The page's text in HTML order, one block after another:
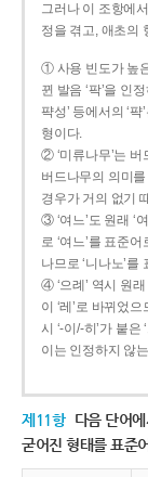
그러나 이 조항에
정을 겪고, 애초의
① 사용 빈도가 높
뀐 발음 ‘팍’을 인
퍅성’ 등에서의 ‘퍅
형이다.
② ‘미류나무’는 버
버드나무의 의미를
경우가 거의 없기
③ ‘여느’도 원래 ‘
로 ‘여느’를 표준어
나므로 ‘니나노’를
④ ‘으례’ 역시 원래
이 ‘레’로 바뀌었
시 ‘-이/-히’가 붙
이는 인정하지 않
제11항 다음 단어
굳어진 형태를 표준